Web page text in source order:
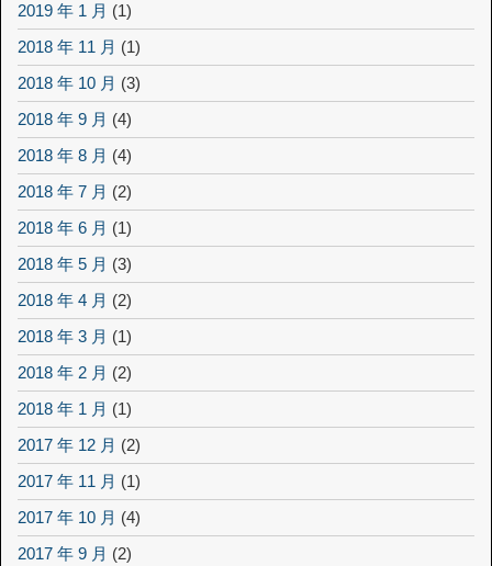
2019 年 1 月 (1)
2018 年 11 月 (1)
2018 年 10 月 (3)
2018 年 9 月 (4)
2018 年 8 月 (4)
2018 年 7 月 (2)
2018 年 6 月 (1)
2018 年 5 月 (3)
2018 年 4 月 (2)
2018 年 3 月 (1)
2018 年 2 月 (2)
2018 年 1 月 (1)
2017 年 12 月 (2)
2017 年 11 月 (1)
2017 年 10 月 (4)
2017 年 9 月 (2)